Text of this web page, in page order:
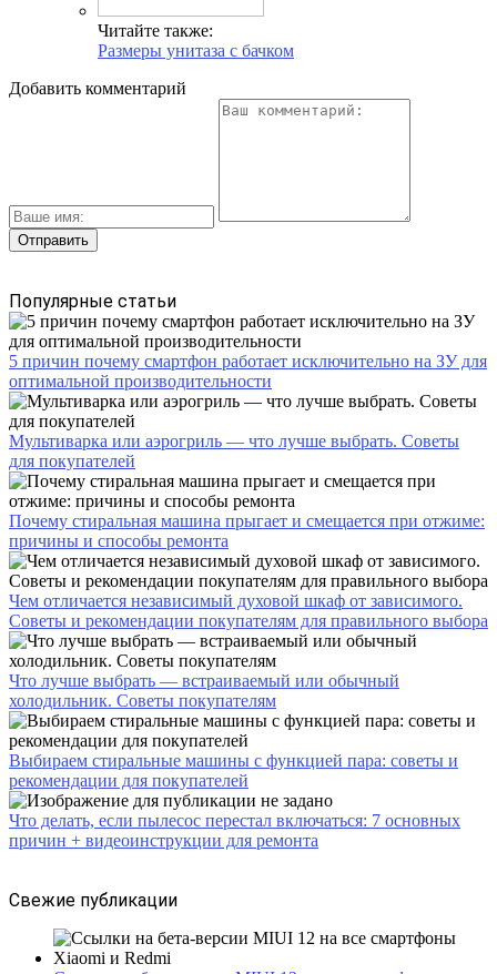
Читайте также:
Размеры унитаза с бачком
Добавить комментарий
Популярные статьи
5 причин почему смартфон работает исключительно на ЗУ для
оптимальной производительности
Мультиварка или аэрогриль — что лучше выбрать. Советы
для покупателей
Почему стиральная машина прыгает и смещается при отжиме:
причины и способы ремонта
Чем отличается независимый духовой шкаф от зависимого.
Советы и рекомендации покупателям для правильного выбора
Что лучше выбрать — встраиваемый или обычный
холодильник. Советы покупателям
Выбираем стиральные машины с функцией пара: советы и
рекомендации для покупателей
Что делать, если пылесос перестал включаться: 7 основных
причин + видеоинструкции для ремонта
Свежие публикации